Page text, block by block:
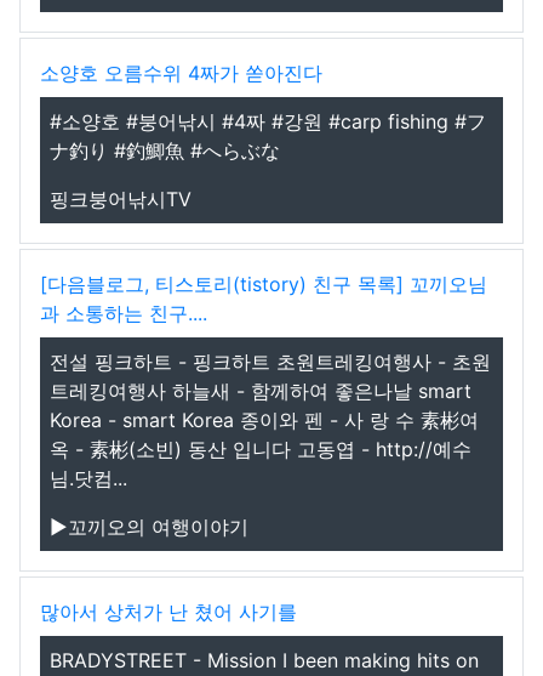
소양호 오름수위 4짜가 쏟아진다
#소양호 #붕어낚시 #4짜 #강원 #carp fishing #フ
ナ釣り #釣鯽魚 #へらぶな
핑크붕어낚시TV
[다음블로그, 티스토리(tistory) 친구 목록] 꼬끼오님
과 소통하는 친구....
전설 핑크하트 - 핑크하트 초원트레킹여행사 - 초원
트레킹여행사 하늘새 - 함께하여 좋은나날 smart
Korea - smart Korea 종이와 펜 - 사 랑 수 素彬여
옥 - 素彬(소빈) 동산 입니다 고동엽 - http://예수
님.닷컴...
▶꼬끼오의 여행이야기
많아서 상처가 난 쳤어 사기를
BRADYSTREET - Mission I been making hits on